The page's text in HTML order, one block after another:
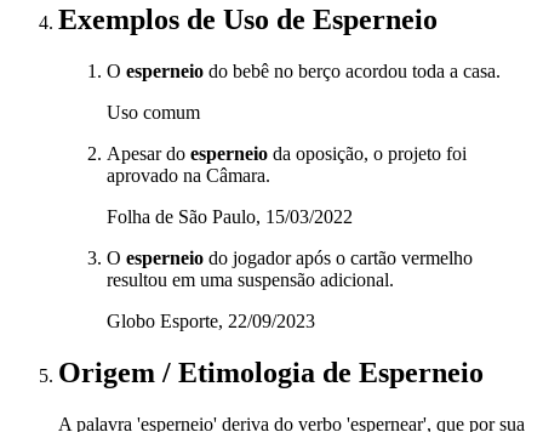
Exemplos de Uso de Esperneio
O esperneio do bebê no berço acordou toda a casa.
Uso comum
Apesar do esperneio da oposição, o projeto foi
aprovado na Câmara.
Folha de São Paulo, 15/03/2022
O esperneio do jogador após o cartão vermelho
resultou em uma suspensão adicional.
Globo Esporte, 22/09/2023
Origem / Etimologia de Esperneio
A palavra 'esperneio' deriva do verbo 'espernear', que por sua